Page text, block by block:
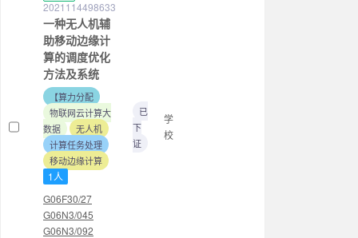
2021114498633
一种无人机辅
助移动边缘计
算的调度优化
方法及系统
【算力分配
物联网云计算大
数据
无人机
计算任务处理
移动边缘计算
1人
G06F30/27
G06N3/045
G06N3/092
已
下
证
学
校